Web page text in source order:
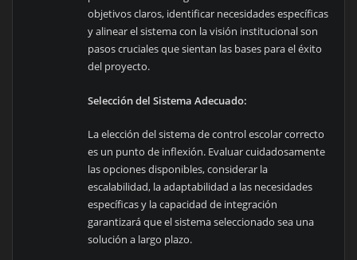
objetivos claros, identificar necesidades específicas
y alinear el sistema con la visión institucional son
pasos cruciales que sientan las bases para el éxito
del proyecto.
Selección del Sistema Adecuado:
La elección del sistema de control escolar correcto
es un punto de inflexión. Evaluar cuidadosamente
las opciones disponibles, considerar la
escalabilidad, la adaptabilidad a las necesidades
específicas y la capacidad de integración
garantizará que el sistema seleccionado sea una
solución a largo plazo.